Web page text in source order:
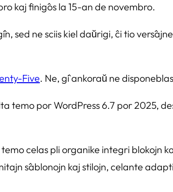
kaj finiĝos la 15-an de novembro.
sed ne sciis kiel daŭrigi, ĉi tio
Five. Ne, ĝi ankoraŭ ne
temo por WordPress 6.7 por 2025,
celas pli organike integri blokojn
ŝablonojn kaj stilojn, celante